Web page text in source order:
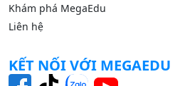
Khám phá MegaEdu
Liên hệ
KẾT NỐI VỚI MEGAEDU